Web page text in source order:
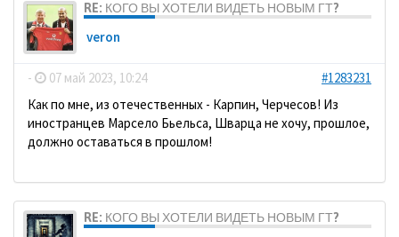
RE: КОГО ВЫ ХОТЕЛИ ВИДЕТЬ НОВЫМ ГТ?
veron
- 07 май 2023, 10:24
#1283231
Как по мне, из отечественных - Карпин, Черчесов! Из
иностранцев Марсело Бьельса, Шварца не хочу, прошлое,
должно оставаться в прошлом!
RE: КОГО ВЫ ХОТЕЛИ ВИДЕТЬ НОВЫМ ГТ?